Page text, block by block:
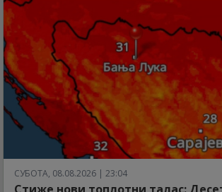
СУБОТА, 08.08.2026 | 23:04